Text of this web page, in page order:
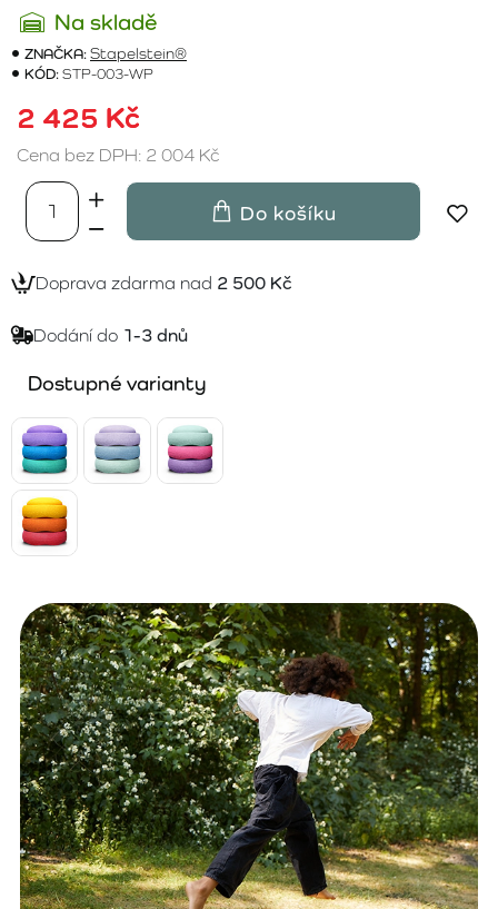
Na skladě
ZNAČKA:Stapelstein®
KÓD:STP-003-WP
2 425 Kč
Cena bez DPH: 2 004 Kč
Do košíku
Doprava zdarma nad 2 500 Kč
Dodání do 1-3 dnů
Dostupné varianty